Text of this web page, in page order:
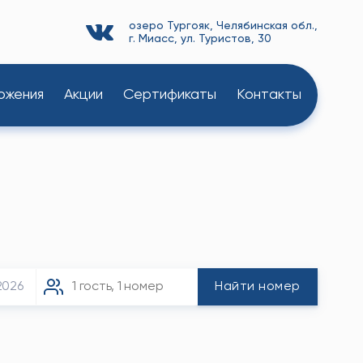
озеро Тургояк, Челябинская обл.,
г. Миасс, ул. Туристов, 30
Акции Сертификаты Контакты